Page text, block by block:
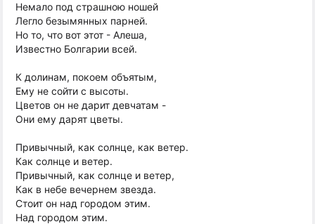
Немало под страшною ношей
Легло безымянных парней.
Но то, что вот этот - Алеша,
Известно Болгарии всей.
К долинам, покоем объятым,
Ему не сойти с высоты.
Цветов он не дарит девчатам -
Они ему дарят цветы.
Привычный, как солнце, как ветер.
Как солнце и ветер.
Привычный, как солнце и ветер,
Как в небе вечернем звезда.
Стоит он над городом этим.
Над городом этим.